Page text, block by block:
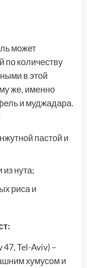
может
по количеству
в этой
же, именно
и муджадара.
пастой и
нута;
риса и
Tel-Aviv) –
хумусом и